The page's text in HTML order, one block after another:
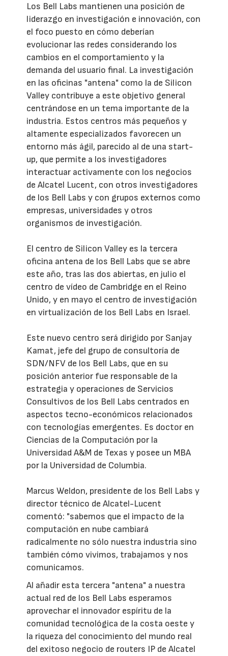
Los Bell Labs mantienen una posición de
liderazgo en investigación e innovación, con
el foco puesto en cómo deberían
evolucionar las redes considerando los
cambios en el comportamiento y la
demanda del usuario final. La investigación
en las oficinas "antena" como la de Silicon
Valley contribuye a este objetivo general
centrándose en un tema importante de la
industria. Estos centros más pequeños y
altamente especializados favorecen un
entorno más ágil, parecido al de una start-
up, que permite a los investigadores
interactuar activamente con los negocios
de Alcatel Lucent, con otros investigadores
de los Bell Labs y con grupos externos como
empresas, universidades y otros
organismos de investigación.
El centro de Silicon Valley es la tercera
oficina antena de los Bell Labs que se abre
este año, tras las dos abiertas, en julio el
centro de vídeo de Cambridge en el Reino
Unido, y en mayo el centro de investigación
en virtualización de los Bell Labs en Israel.
Este nuevo centro será dirigido por Sanjay
Kamat, jefe del grupo de consultoría de
SDN/NFV de los Bell Labs, que en su
posición anterior fue responsable de la
estrategia y operaciones de Servicios
Consultivos de los Bell Labs centrados en
aspectos tecno-económicos relacionados
con tecnologías emergentes. Es doctor en
Ciencias de la Computación por la
Universidad A&M de Texas y posee un MBA
por la Universidad de Columbia.
Marcus Weldon, presidente de los Bell Labs y
director técnico de Alcatel-Lucent
comentó: "sabemos que el impacto de la
computación en nube cambiará
radicalmente no sólo nuestra industria sino
también cómo vivimos, trabajamos y nos
comunicamos.
Al añadir esta tercera "antena" a nuestra
actual red de los Bell Labs esperamos
aprovechar el innovador espíritu de la
comunidad tecnológica de la costa oeste y
la riqueza del conocimiento del mundo real
del exitoso negocio de routers IP de Alcatel